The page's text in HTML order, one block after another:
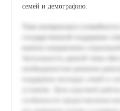
семей и демографию.